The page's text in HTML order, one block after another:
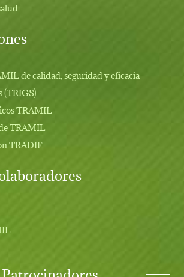
de calidad, seguridad y eficacia
(TRIGS)
TRAMIL
TRAMIL
TRADIF